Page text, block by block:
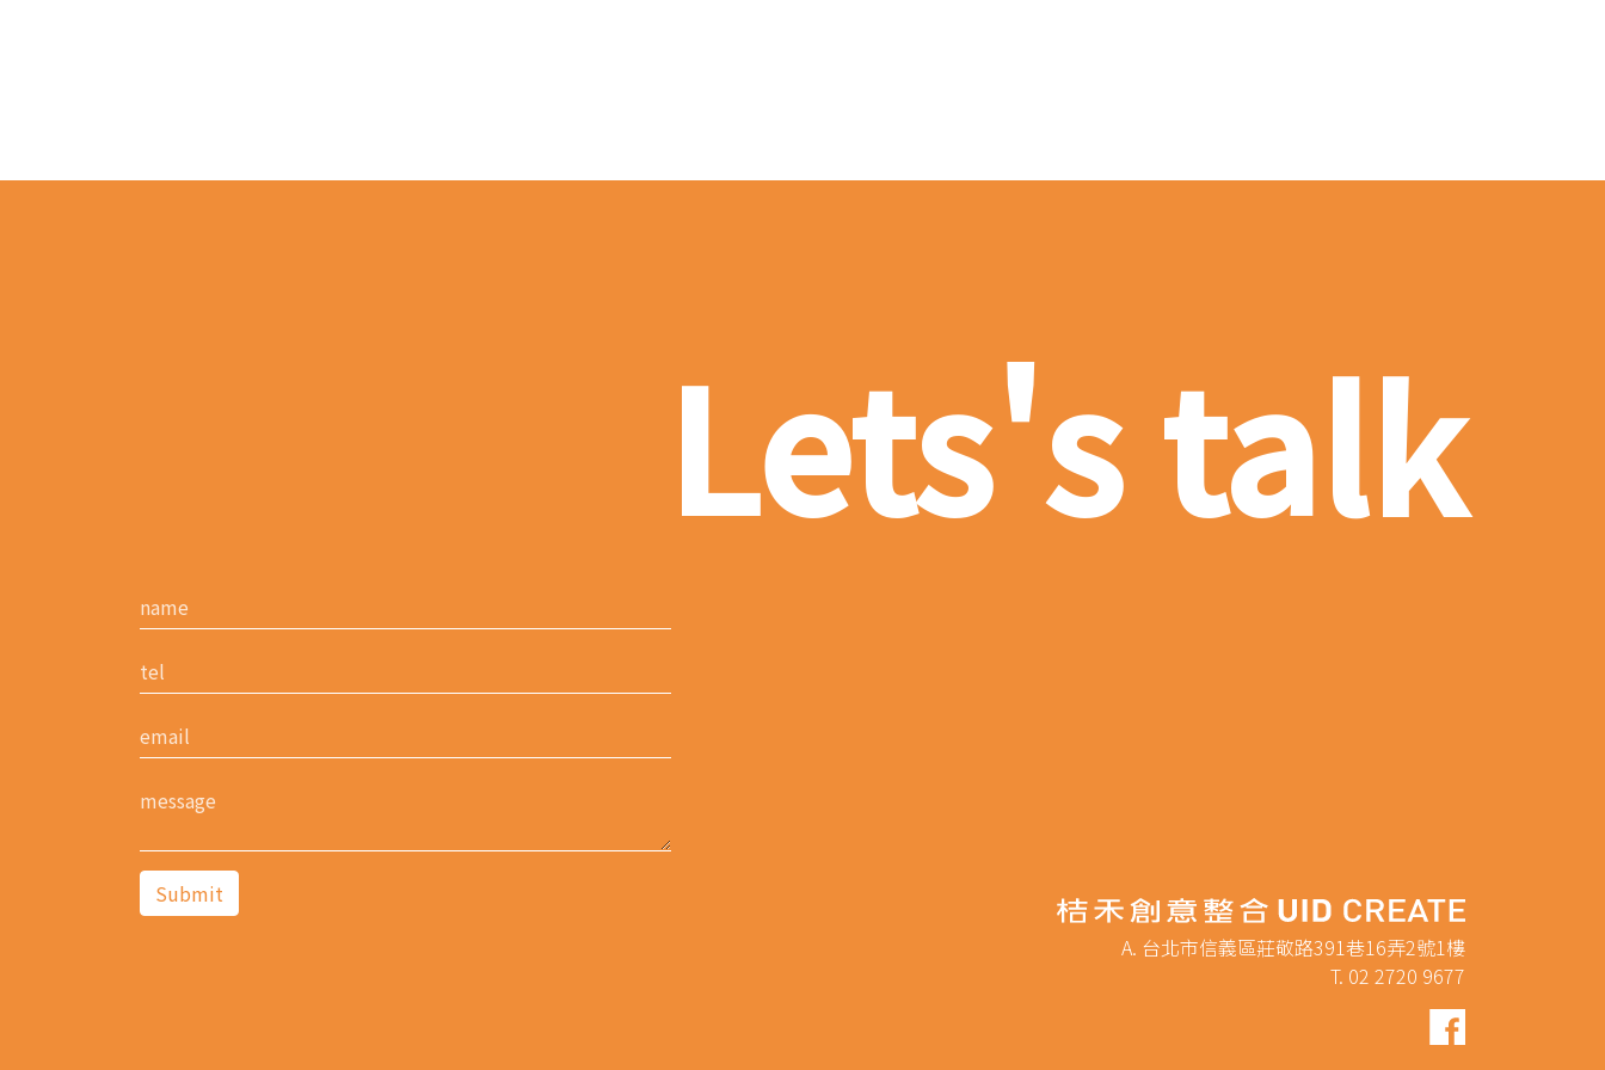
Lets's talk
A. 台北市信義區莊敬路391巷16弄2號1樓
T. 02 2720 9677